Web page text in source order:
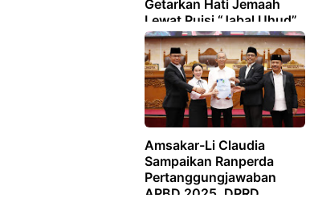
Getarkan Hati Jemaah
Lewat Puisi “Jabal Uhud”
Amsakar-Li Claudia
Sampaikan Ranperda
Pertanggungjawaban
APBD 2025, DPRD